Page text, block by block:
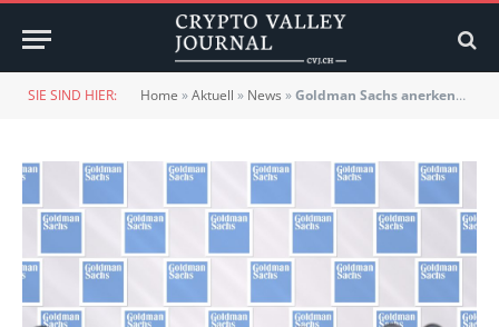
SIE SIND HIER: Home »Aktuell » News »Goldman Sachs anerkennt Kryptowährungen als Assetklasse